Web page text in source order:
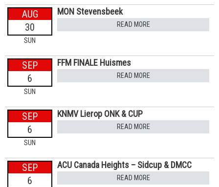
AUG
30
SUN
MON Stevensbeek
READ MORE
SEP
6
SUN
FFM FINALE Huismes
READ MORE
SEP
6
SUN
KNMV Lierop ONK & CUP
READ MORE
SEP
6
ACU Canada Heights – Sidcup & DMCC
READ MORE